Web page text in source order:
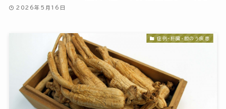
2026年5月16日
症例-肝臓・胆のう疾患